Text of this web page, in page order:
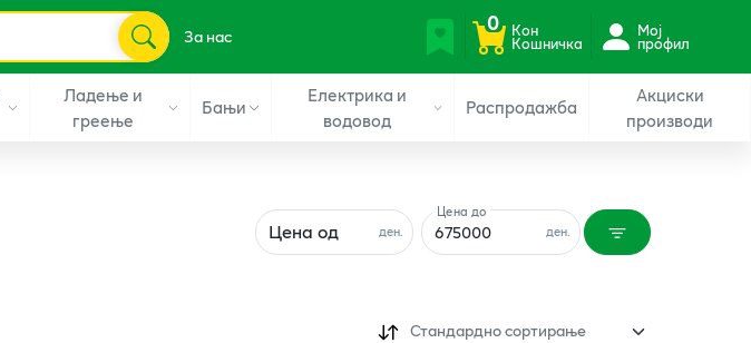
За нас 0 Кон
Кошничка
Мој
профил
Ладење и
греење
Бањи
Електрика и
водовод
Распродажба
Акциски
производи
ден.
Цена од ден.
Цена до
Стандардно сортирање